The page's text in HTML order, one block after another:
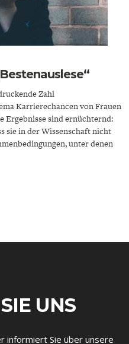
Zahl
Karrierechancen von Frauen
Ergebnisse sind ernüchternd:
sie in der Wissenschaft nicht
unter denen
UNS
informiert Sie über unsere